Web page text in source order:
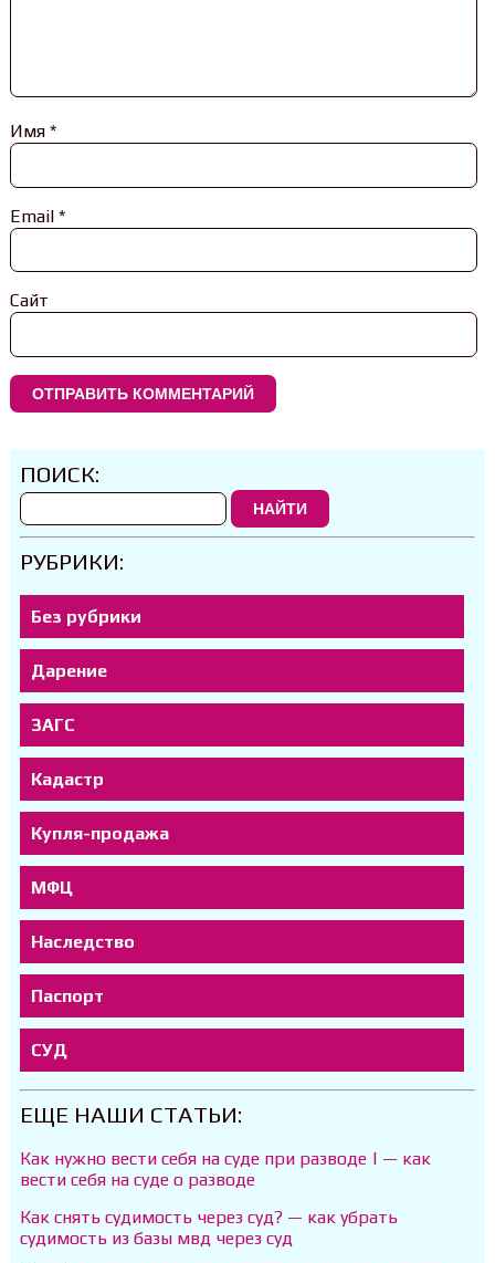
Имя *
Email *
Сайт
ПОИСК:
НАЙТИ
РУБРИКИ:
Без рубрики
Дарение
ЗАГС
Кадастр
Купля-продажа
МФЦ
Наследство
Паспорт
СУД
ЕЩЕ НАШИ СТАТЬИ:
Как нужно вести себя на суде при разводе | — как
вести себя на суде о разводе
Как снять судимость через суд? — как убрать
судимость из базы мвд через суд